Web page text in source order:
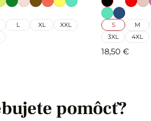
L XL
XXL
S M
3XL
4XL
18,50 €
pomôcť?